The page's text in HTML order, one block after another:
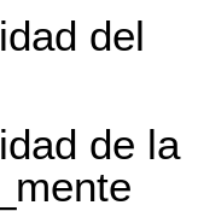
del
de la